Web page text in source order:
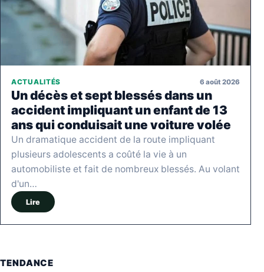
ACTUALITÉS 6 août 2026
Un décès et sept blessés dans un
accident impliquant un enfant de 13
ans qui conduisait une voiture volée
Un dramatique accident de la route impliquant
plusieurs adolescents a coûté la vie à un
automobiliste et fait de nombreux blessés. Au volant
d'un…
Lire
TENDANCE